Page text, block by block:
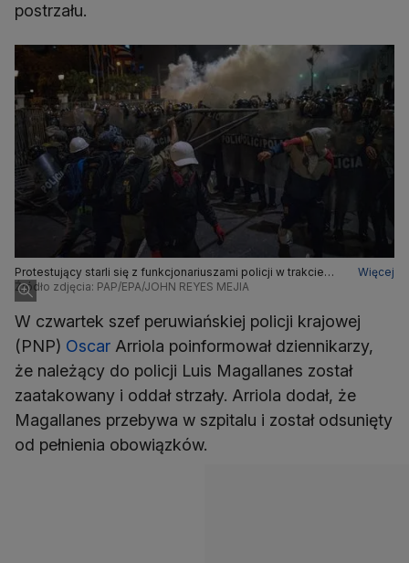
postrzału.
Protestujący starli się z funkcjonariuszami policji w trakcie
demonstracji w Limie w Peru
Więcej
Źródło zdjęcia: PAP/EPA/JOHN REYES MEJIA
W czwartek szef peruwiańskiej policji krajowej
(PNP) Oscar Arriola poinformował dziennikarzy,
że należący do policji Luis Magallanes został
zaatakowany i oddał strzały. Arriola dodał, że
Magallanes przebywa w szpitalu i został odsunięty
od pełnienia obowiązków.